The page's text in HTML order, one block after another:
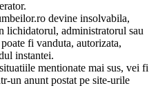
devine insolvabila,
lichidatorul, administratorul sau
fi vanduta, autorizata,
instantei.
mentionate mai sus, vei fi
un anunt postat pe site-urile